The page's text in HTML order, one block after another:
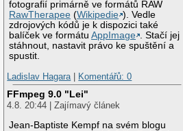
fotografií primárně ve formátů RAW
RawTherapee (Wikipedie ). Vedle
zdrojových kódů je k dispozici také
balíček ve formátuAppImage . Stačí jej
stáhnout, nastavit právo ke spuštění a
spustit.
Ladislav Hagara
Komentářů: 0
FFmpeg 9.0 "Lei"
4.8. 20:44 | Zajímavý článek
Jean-Baptiste Kempf na svém blogu